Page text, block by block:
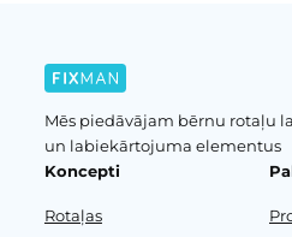
Mēs piedāvājam bērnu rotaļu
un labiekārtojuma elementus
Koncepti
Rotaļas